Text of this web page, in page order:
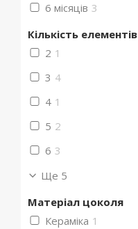
6 місяців 3
Кількість елементів
2 1
3 4
4 1
5 2
6 3
Ще 5
Матеріал цоколя
Кераміка 1